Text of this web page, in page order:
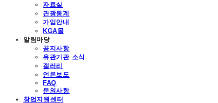
자료실
관광통계
가입안내
KGA몰
알림마당
공지사항
유관기관 소식
갤러리
언론보도
FAQ
문의사항
창업지원센터